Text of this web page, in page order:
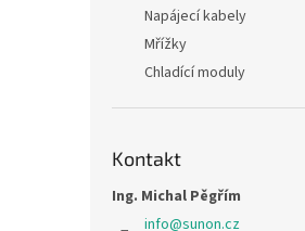
Napájecí kabely
Mřížky
Chladící moduly
Kontakt
Ing. Michal Pěgřím
info@sunon.cz